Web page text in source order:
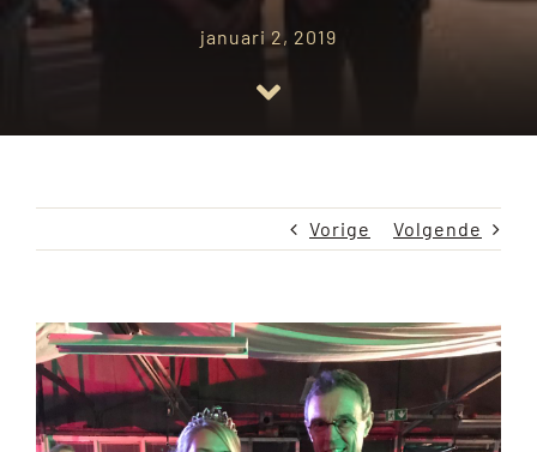
januari 2, 2019
Vorige Volgende
Bekijk
grotere
afbeelding